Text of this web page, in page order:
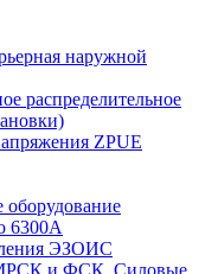
наружной
распределительное
ZPUE
оборудование
6300А
ЭЗОИС
и ФСК. Силовые